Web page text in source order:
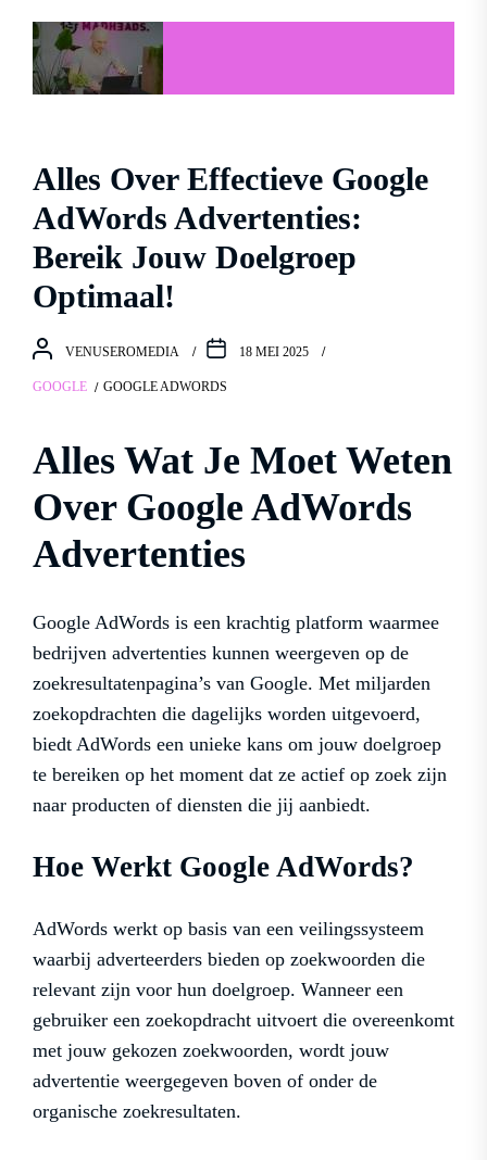
Alles Over Effectieve Google
AdWords Advertenties:
Bereik Jouw Doelgroep
Optimaal!
VENUSEROMEDIA 18 MEI 2025
GOOGLE GOOGLE ADWORDS
Alles Wat Je Moet Weten
Over Google AdWords
Advertenties
Google AdWords is een krachtig platform waarmee
bedrijven advertenties kunnen weergeven op de
zoekresultatenpagina’s van Google. Met miljarden
zoekopdrachten die dagelijks worden uitgevoerd,
biedt AdWords een unieke kans om jouw doelgroep
te bereiken op het moment dat ze actief op zoek zijn
naar producten of diensten die jij aanbiedt.
Hoe Werkt Google AdWords?
AdWords werkt op basis van een veilingssysteem
waarbij adverteerders bieden op zoekwoorden die
relevant zijn voor hun doelgroep. Wanneer een
gebruiker een zoekopdracht uitvoert die overeenkomt
met jouw gekozen zoekwoorden, wordt jouw
advertentie weergegeven boven of onder de
organische zoekresultaten.